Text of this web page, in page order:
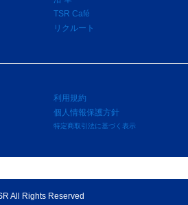
TSR Café
リクルート
利用規約
個人情報保護方針
特定商取引法に基づく表示
All Rights Reserved